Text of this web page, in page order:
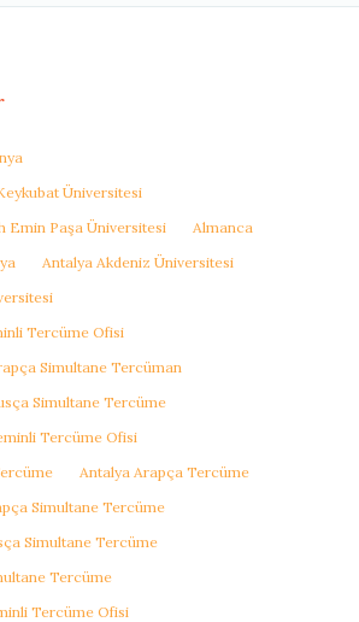
Üniversitesi
Emin Paşa Üniversitesi
Almanca
Antalya Akdeniz Üniversitesi
Tercüme Ofisi
Simultane Tercüman
Simultane Tercüme
Tercüme Ofisi
Antalya Arapça Tercüme
Simultane Tercüme
Simultane Tercüme
Tercüme
Tercüme Ofisi